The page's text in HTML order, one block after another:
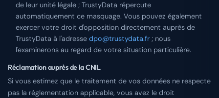
de leur unité légale ; TrustyData répercute
automatiquement ce masquage. Vous pouvez également
exercer votre droit d'opposition directement auprès de
TrustyData à l'adresse dpo@trustydata.fr ; nous
l'examinerons au regard de votre situation particulière.
Réclamation auprès de la CNIL
Si vous estimez que le traitement de vos données ne respecte
pas la réglementation applicable, vous avez le droit